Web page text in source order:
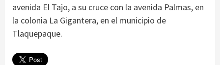
avenida El Tajo, a su cruce con la avenida Palmas, en
la colonia La Gigantera, en el municipio de
Tlaquepaque.